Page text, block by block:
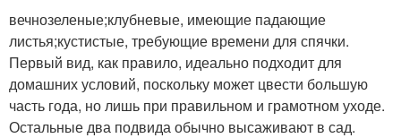
вечнозеленые;клубневые, имеющие падающие
листья;кустистые, требующие времени для спячки.
Первый вид, как правило, идеально подходит для
домашних условий, поскольку может цвести большую
часть года, но лишь при правильном и грамотном уходе.
Остальные два подвида обычно высаживают в сад.